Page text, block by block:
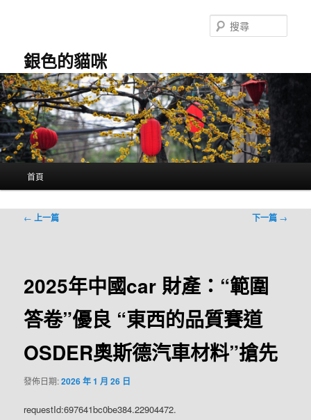
容
銀色的貓咪
尋
首頁
文
← 上一篇 下一篇 →
2025年中國car 財產：“範圍
答卷”優良 “東西的品質賽道
OSDER奧斯德汽車材料”搶先
發佈日期:2026 年 1 月 26 日
requestId:697641bc0be384.22904472.